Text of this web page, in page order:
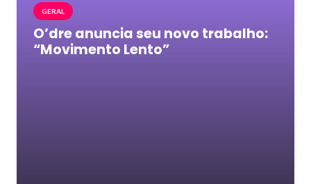
GERAL
O’dre anuncia seu novo trabalho:
“Movimento Lento”